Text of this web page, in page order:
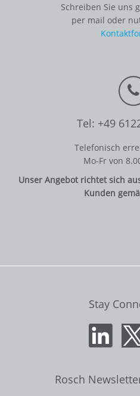
Schreiben Sie uns
per mail oder
Tel: +49
Telefonisch
Mo-Fr von
Unser Angebot richtet sich
Kunden
Stay
Rosch